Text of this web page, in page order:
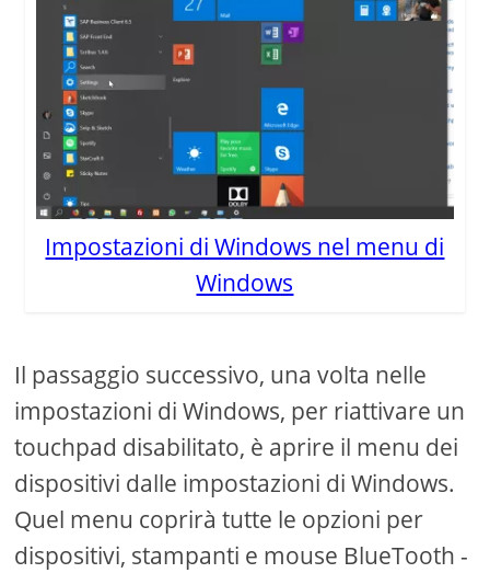
Impostazioni di Windows nel menu di
Windows
Il passaggio successivo, una volta nelle
impostazioni di Windows, per riattivare un
touchpad disabilitato, è aprire il menu dei
dispositivi dalle impostazioni di Windows.
Quel menu coprirà tutte le opzioni per
dispositivi, stampanti e mouse BlueTooth -